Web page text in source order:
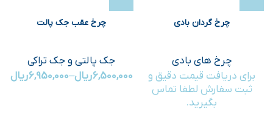
چرخ گردان بادی
چرخ های بادی
برای دریافت قیمت دقیق و
ثبت سفارش لطفا تماس
بگیرید.
چرخ عقب جک پالت
جک پالتی و جک تراکی
6,500,000ریال–
6,950,000ریال